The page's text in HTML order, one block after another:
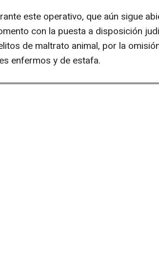
este operativo, que aún sigue
con la puesta a disposición
de maltrato animal, por la
enfermos y de estafa.